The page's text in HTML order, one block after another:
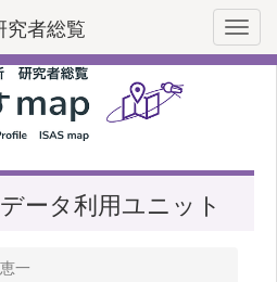
究者総覧
ータ利用ユニット
一